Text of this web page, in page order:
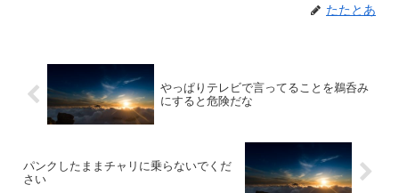
たたとあ
やっぱりテレビで言ってることを鵜呑み
にすると危険だな
パンクしたままチャリに乗らないでくだ
さい